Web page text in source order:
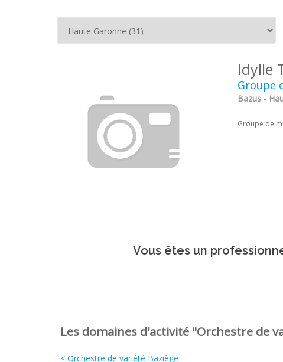
Idylle
Groupe
Bazus -
Groupe de
Vous êtes un
Les domaines d'activité "Orchestre de
< Orchestre de variété Baziège